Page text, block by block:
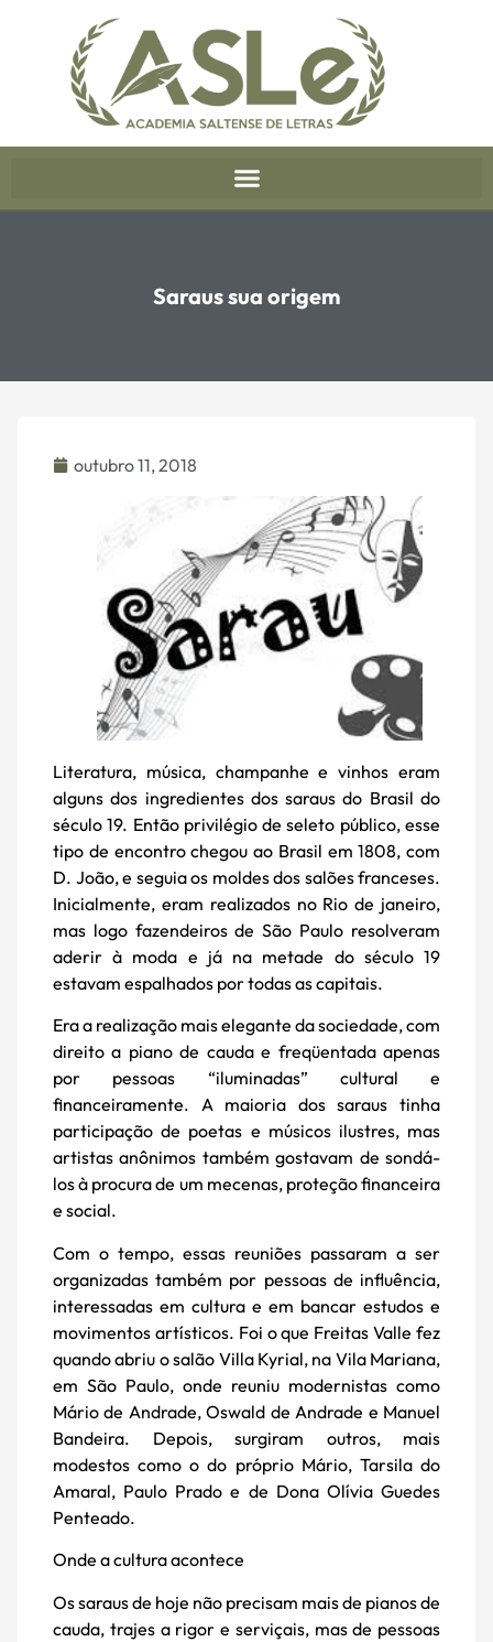
Saraus sua origem
outubro 11, 2018
Literatura, música, champanhe e vinhos eram
alguns dos ingredientes dos saraus do Brasil do
século 19. Então privilégio de seleto público, esse
tipo de encontro chegou ao Brasil em 1808, com
D. João, e seguia os moldes dos salões franceses.
Inicialmente, eram realizados no Rio de janeiro,
mas logo fazendeiros de São Paulo resolveram
aderir à moda e já na metade do século 19
estavam espalhados por todas as capitais.
Era a realização mais elegante da sociedade, com
direito a piano de cauda e freqüentada apenas
por pessoas “iluminadas” cultural e
financeiramente. A maioria dos saraus tinha
participação de poetas e músicos ilustres, mas
artistas anônimos também gostavam de sondá-
los à procura de um mecenas, proteção financeira
e social.
Com o tempo, essas reuniões passaram a ser
organizadas também por pessoas de influência,
interessadas em cultura e em bancar estudos e
movimentos artísticos. Foi o que Freitas Valle fez
quando abriu o salão Villa Kyrial, na Vila Mariana,
em São Paulo, onde reuniu modernistas como
Mário de Andrade, Oswald de Andrade e Manuel
Bandeira. Depois, surgiram outros, mais
modestos como o do próprio Mário, Tarsila do
Amaral, Paulo Prado e de Dona Olívia Guedes
Penteado.
Onde a cultura acontece
Os saraus de hoje não precisam mais de pianos de
cauda, trajes a rigor e serviçais, mas de pessoas